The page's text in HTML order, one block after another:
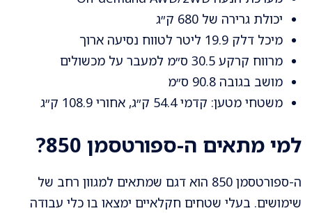
יכולת גרירה של 680 ק״ג
מיכל דלק 19.9 ליטר לטווח נסיעה ארוך
מרווח קרקע 30.5 ס״מ למעבר על מכשולים
מושב בגובה 90.8 ס״מ
משטחי מטען: קדמי 54.4 ק״ג, אחורי 108.9 ק״ג
למי מתאים ה-ספורטסמן 850?
ה-ספורטסמן 850 הוא דגם שמתאים למגוון רחב של
שימושים. בעלי שטחים חקלאיים ימצאו בו כלי עבודה